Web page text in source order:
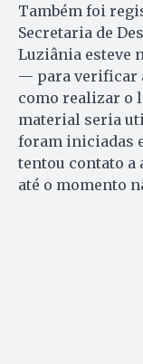
Também foi
Secretaria de
Luziânia esteve
— para verificar
como realizar o
material seria
foram iniciadas
tentou contato
até o momento